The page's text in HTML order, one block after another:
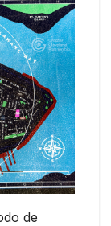
de